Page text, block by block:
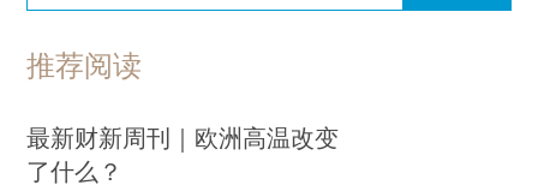
推荐阅读
最新财新周刊｜欧洲高温改变
了什么？